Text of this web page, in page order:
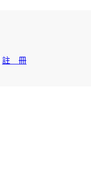
註 冊